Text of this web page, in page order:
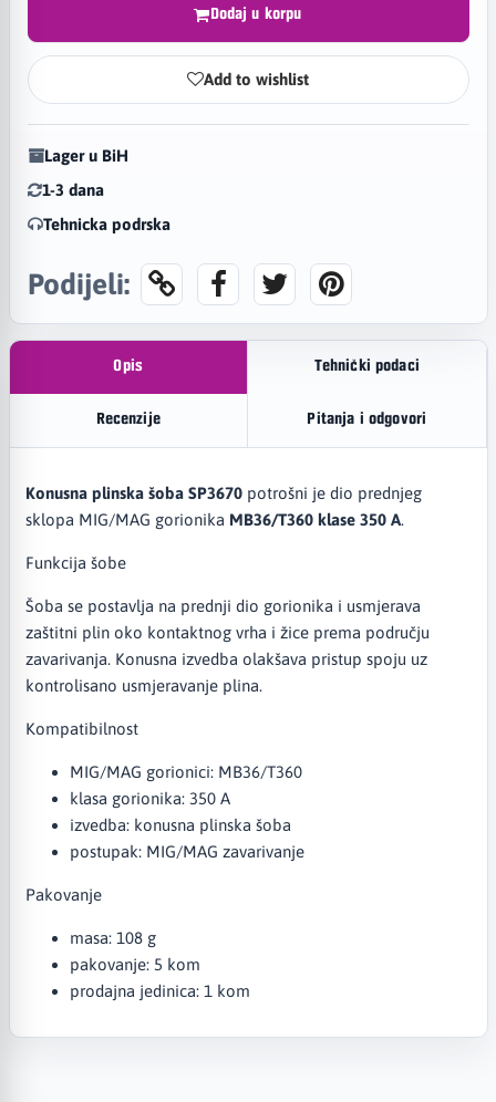
Dodaj u korpu
Add to wishlist
Lager u BiH
1-3 dana
Tehnicka podrska
Podijeli:
Opis Tehnički podaci
Recenzije Pitanja i odgovori
Konusna plinska šoba SP3670potrošni je dio prednjeg
sklopa MIG/MAG gorionika MB36/T360 klase 350 A.
Funkcija šobe
Šoba se postavlja na prednji dio gorionika i usmjerava
zaštitni plin oko kontaktnog vrha i žice prema području
zavarivanja. Konusna izvedba olakšava pristup spoju uz
kontrolisano usmjeravanje plina.
Kompatibilnost
MIG/MAG gorionici: MB36/T360
klasa gorionika: 350 A
izvedba: konusna plinska šoba
postupak: MIG/MAG zavarivanje
Pakovanje
masa: 108 g
pakovanje: 5 kom
prodajna jedinica: 1 kom